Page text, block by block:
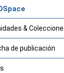
&
de publicación